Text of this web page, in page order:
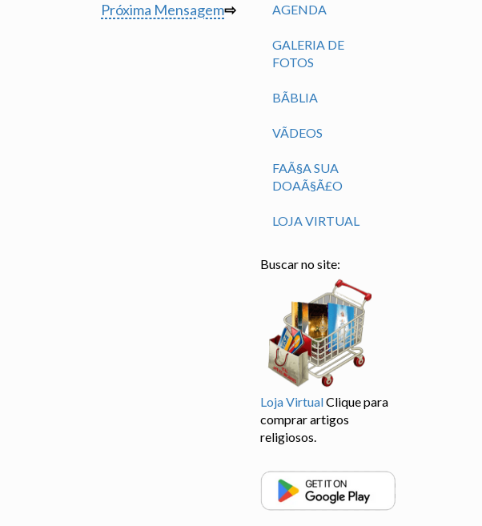
Próxima Mensagem⇨
AGENDA
GALERIA DE
FOTOS
BÃ­BLIA
VÃ­DEOS
FAÃ§A SUA
DOAÃ§Ã£O
LOJA VIRTUAL
Buscar no site:
Loja VirtualClique para
comprar artigos
religiosos.